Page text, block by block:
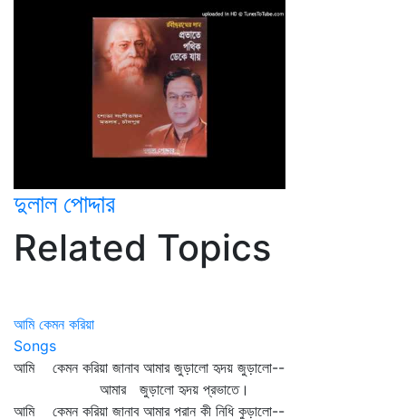
দুলাল পোদ্দার
Related Topics
আমি কেমন করিয়া
Songs
আমি কেমন করিয়া জানাব আমার জুড়ালো হৃদয় জুড়ালো--
আমার জুড়ালো হৃদয় প্রভাতে।
আমি কেমন করিয়া জানাব আমার পরান কী নিধি কুড়ালো--